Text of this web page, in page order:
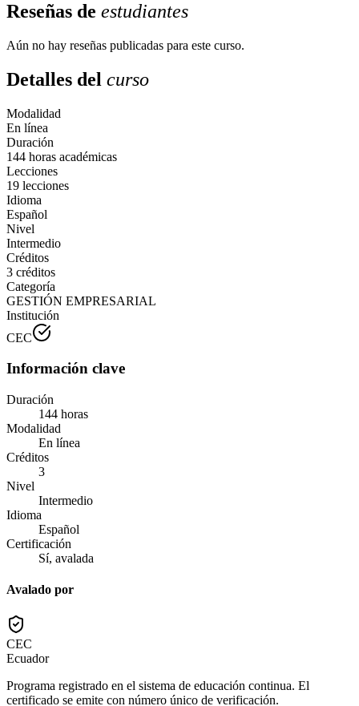
Reseñas de estudiantes
Aún no hay reseñas publicadas para este curso.
Detalles del curso
Modalidad
En línea
Duración
144 horas académicas
Lecciones
19 lecciones
Idioma
Español
Nivel
Intermedio
Créditos
3 créditos
Categoría
GESTIÓN EMPRESARIAL
Institución
CEC
Información clave
Duración
144 horas
Modalidad
En línea
Créditos
3
Nivel
Intermedio
Idioma
Español
Certificación
Sí, avalada
Avalado por
CEC
Ecuador
Programa registrado en el sistema de educación continua. El
certificado se emite con número único de verificación.